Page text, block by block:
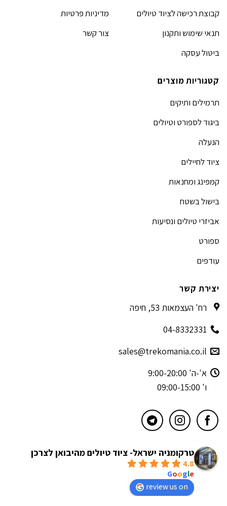
קבוצת רכישה לציוד טיולים
תנאי שימוש ותקנון
ביטול עסקה
מדיניות פרטיות
צור קשר
קטגוריות מוצרים
תרמילים ותיקים
ביגוד לספורט וטיולים
הנעלה
ציוד לחיילים
קמפינג ומחנאות
בישול בשטח
אביזרי טיולים ונסיעות
ספורט
עודפים
יצירת קשר
רח' העצמאות 53, חיפה
04-8332331
sales@trekomania.co.il
א'-ה' 9:00-20:00
ו' 09:00-15:00
טרקומניה ישראל- ציוד טיולים מהיבואן לצרכן
4.8
Google
review us on